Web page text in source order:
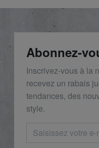
Abonnez-
Inscrivez-vous à la
recevez un rabais
tendances, des
style.